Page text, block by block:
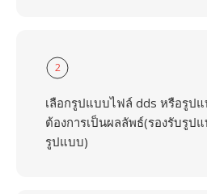
2
เลือกรูปแบบไฟล์ dds หรือรูป
ต้องการเป็นผลลัพธ์(รองรับรูป
รูปแบบ)